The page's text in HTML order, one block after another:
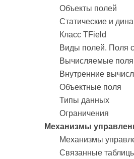
Объекты полей
Статические и
Класс TField
Виды полей. Поля
Вычисляемые поля
Внутренние
Объектные поля
Типы данных
Ограничения
Механизмы
Механизмы
Связанные